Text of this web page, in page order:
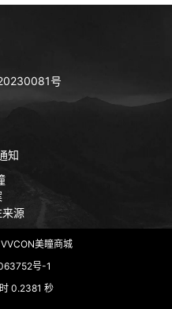
号
知
源
美瞳商城
号-1
0.2381 秒